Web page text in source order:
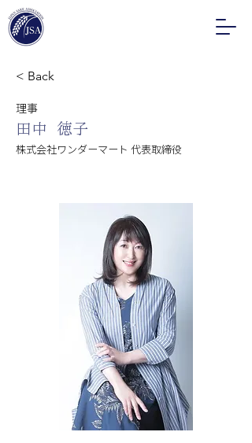
< Back
理事
田中 徳子
株式会社ワンダーマート 代表取締役